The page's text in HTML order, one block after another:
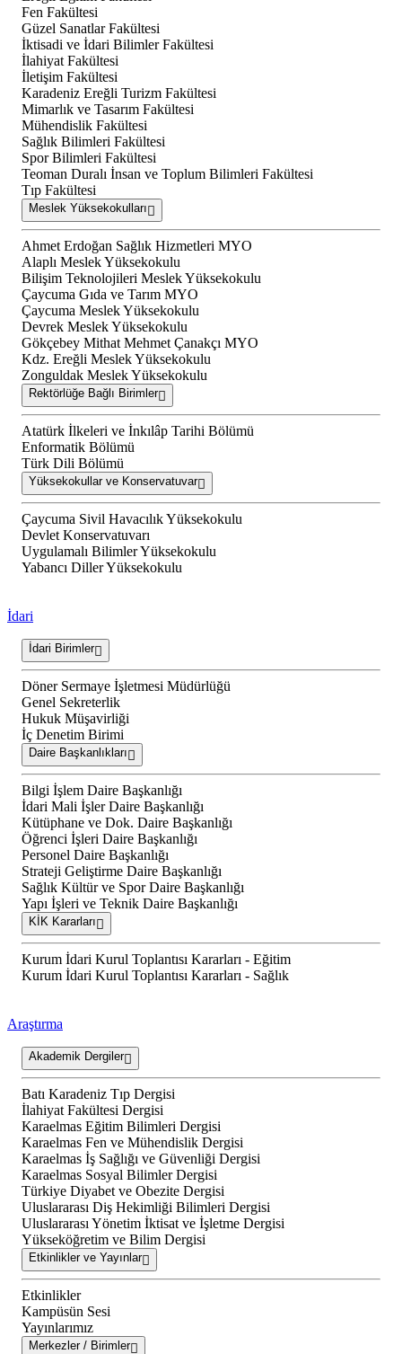
Fen Fakültesi
Güzel Sanatlar Fakültesi
İktisadi ve İdari Bilimler Fakültesi
İlahiyat Fakültesi
İletişim Fakültesi
Karadeniz Ereğli Turizm Fakültesi
Mimarlık ve Tasarım Fakültesi
Mühendislik Fakültesi
Sağlık Bilimleri Fakültesi
Spor Bilimleri Fakültesi
Teoman Duralı İnsan ve Toplum Bilimleri Fakültesi
Tıp Fakültesi
Meslek Yüksekokulları
Ahmet Erdoğan Sağlık Hizmetleri MYO
Alaplı Meslek Yüksekokulu
Bilişim Teknolojileri Meslek Yüksekokulu
Çaycuma Gıda ve Tarım MYO
Çaycuma Meslek Yüksekokulu
Devrek Meslek Yüksekokulu
Gökçebey Mithat Mehmet Çanakçı MYO
Kdz. Ereğli Meslek Yüksekokulu
Zonguldak Meslek Yüksekokulu
Rektörlüğe Bağlı Birimler
Atatürk İlkeleri ve İnkılâp Tarihi Bölümü
Enformatik Bölümü
Türk Dili Bölümü
Yüksekokullar ve Konservatuvar
Çaycuma Sivil Havacılık Yüksekokulu
Devlet Konservatuvarı
Uygulamalı Bilimler Yüksekokulu
Yabancı Diller Yüksekokulu
İdari
İdari Birimler
Döner Sermaye İşletmesi Müdürlüğü
Genel Sekreterlik
Hukuk Müşavirliği
İç Denetim Birimi
Daire Başkanlıkları
Bilgi İşlem Daire Başkanlığı
İdari Mali İşler Daire Başkanlığı
Kütüphane ve Dok. Daire Başkanlığı
Öğrenci İşleri Daire Başkanlığı
Personel Daire Başkanlığı
Strateji Geliştirme Daire Başkanlığı
Sağlık Kültür ve Spor Daire Başkanlığı
Yapı İşleri ve Teknik Daire Başkanlığı
KİK Kararları
Kurum İdari Kurul Toplantısı Kararları - Eğitim
Kurum İdari Kurul Toplantısı Kararları - Sağlık
Araştırma
Akademik Dergiler
Batı Karadeniz Tıp Dergisi
İlahiyat Fakültesi Dergisi
Karaelmas Eğitim Bilimleri Dergisi
Karaelmas Fen ve Mühendislik Dergisi
Karaelmas İş Sağlığı ve Güvenliği Dergisi
Karaelmas Sosyal Bilimler Dergisi
Türkiye Diyabet ve Obezite Dergisi
Uluslararası Diş Hekimliği Bilimleri Dergisi
Uluslararası Yönetim İktisat ve İşletme Dergisi
Yükseköğretim ve Bilim Dergisi
Etkinlikler ve Yayınlar
Etkinlikler
Kampüsün Sesi
Yayınlarımız
Merkezler / Birimler